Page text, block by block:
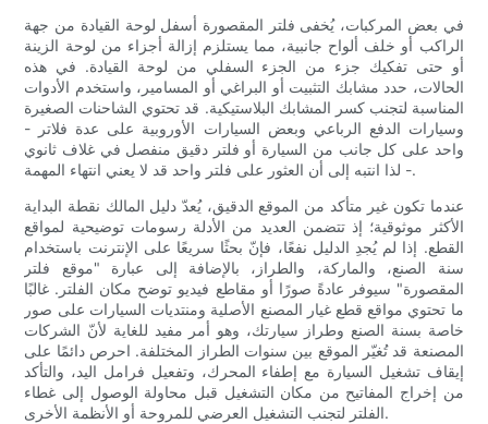
في بعض المركبات، يُخفى فلتر المقصورة أسفل لوحة القيادة من جهة
الراكب أو خلف ألواح جانبية، مما يستلزم إزالة أجزاء من لوحة الزينة
أو حتى تفكيك جزء من الجزء السفلي من لوحة القيادة. في هذه
الحالات، حدد مشابك التثبيت أو البراغي أو المسامير، واستخدم الأدوات
المناسبة لتجنب كسر المشابك البلاستيكية. قد تحتوي الشاحنات الصغيرة
وسيارات الدفع الرباعي وبعض السيارات الأوروبية على عدة فلاتر -
واحد على كل جانب من السيارة أو فلتر دقيق منفصل في غلاف ثانوي
- لذا انتبه إلى أن العثور على فلتر واحد قد لا يعني انتهاء المهمة.
عندما تكون غير متأكد من الموقع الدقيق، يُعدّ دليل المالك نقطة البداية
الأكثر موثوقية؛ إذ تتضمن العديد من الأدلة رسومات توضيحية لمواقع
القطع. إذا لم يُجدِ الدليل نفعًا، فإنّ بحثًا سريعًا على الإنترنت باستخدام
سنة الصنع، والماركة، والطراز، بالإضافة إلى عبارة "موقع فلتر
المقصورة" سيوفر عادةً صورًا أو مقاطع فيديو توضح مكان الفلتر. غالبًا
ما تحتوي مواقع قطع غيار المصنع الأصلية ومنتديات السيارات على صور
خاصة بسنة الصنع وطراز سيارتك، وهو أمر مفيد للغاية لأنّ الشركات
المصنعة قد تُغيّر الموقع بين سنوات الطراز المختلفة. احرص دائمًا على
إيقاف تشغيل السيارة مع إطفاء المحرك، وتفعيل فرامل اليد، والتأكد
من إخراج المفاتيح من مكان التشغيل قبل محاولة الوصول إلى غطاء
الفلتر لتجنب التشغيل العرضي للمروحة أو الأنظمة الأخرى.